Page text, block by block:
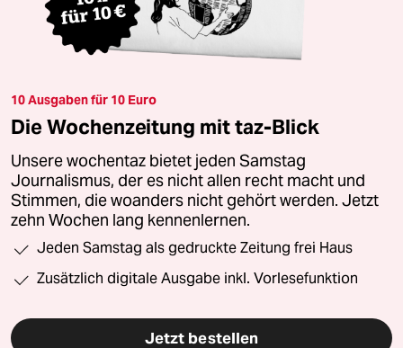
10 Ausgaben für 10 Euro
Die Wochenzeitung mit taz-Blick
Unsere wochentaz bietet jeden Samstag
Journalismus, der es nicht allen recht macht und
Stimmen, die woanders nicht gehört werden. Jetzt
zehn Wochen lang kennenlernen.
Jeden Samstag als gedruckte Zeitung frei Haus
Zusätzlich digitale Ausgabe inkl. Vorlesefunktion
Jetzt bestellen